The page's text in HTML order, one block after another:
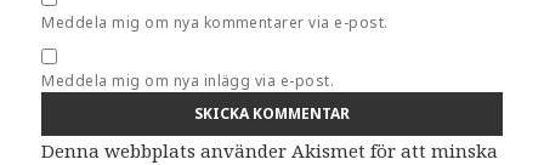
Meddela mig om nya kommentarer via e-post.
Meddela mig om nya inlägg via e-post.
Denna webbplats använder Akismet för att minska